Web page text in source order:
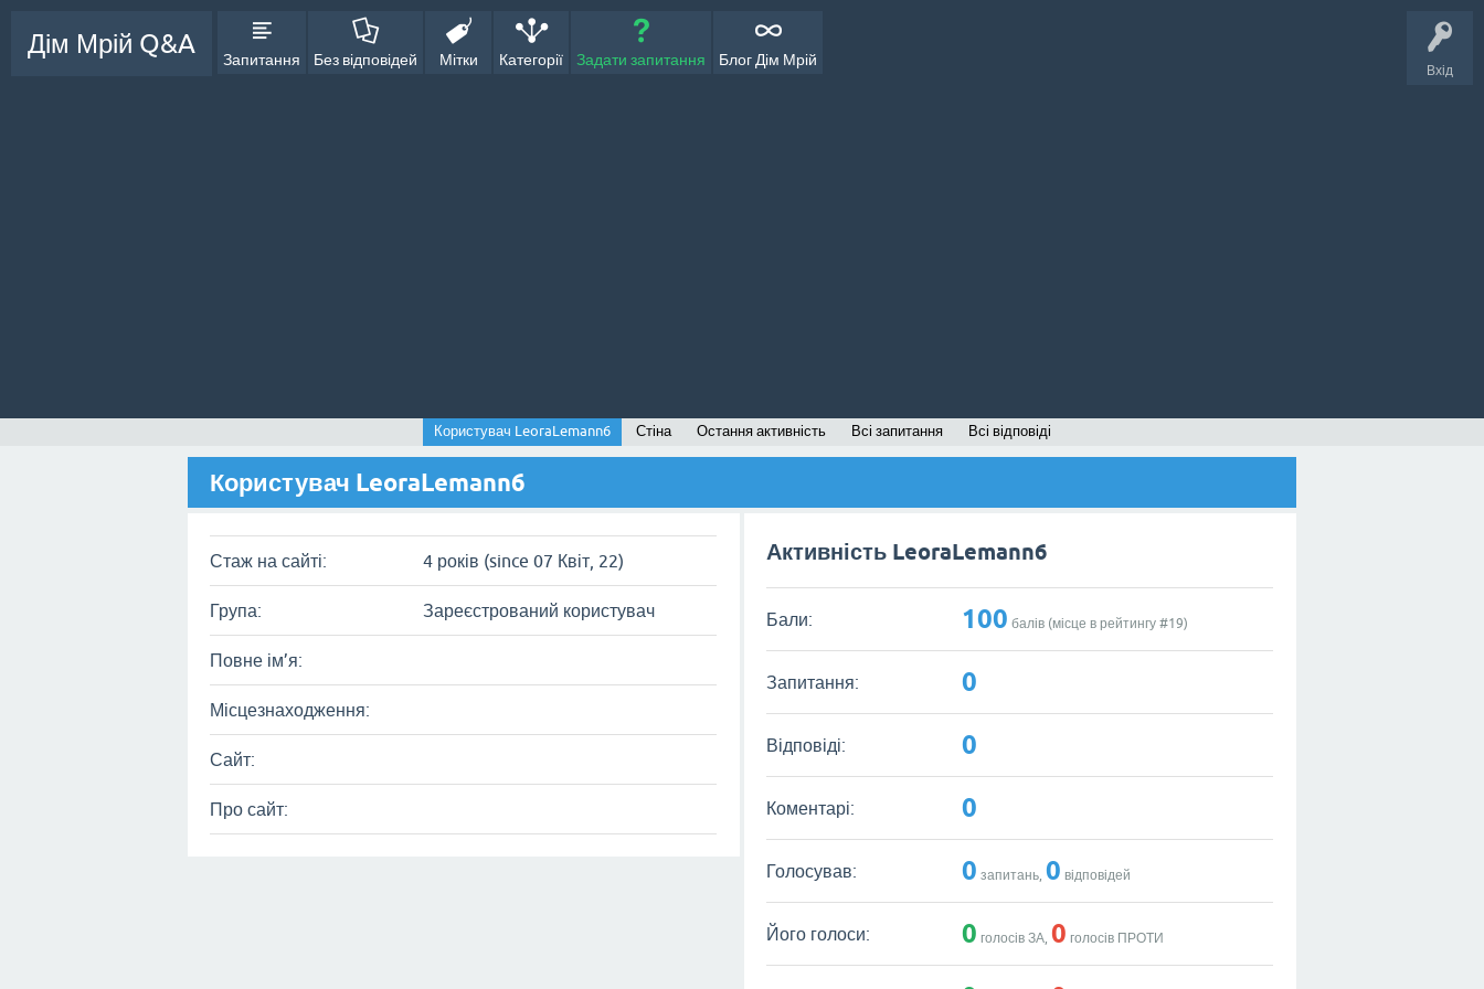
Вхід
Дім Мрій Q&A
Запитання Без відповідей Мітки Категорії Задати запитання Блог Дім Мрій
Користувач LeoraLemann6 Стіна Остання активність Всі запитання Всі відповіді
Користувач LeoraLemann6
Стаж на сайті: 4 років (since 07 Квіт, 22)
Група: Зареєстрований користувач
Повне ім’я:
Місцезнаходження:
Сайт:
Про сайт:
Активність LeoraLemann6
Бали: 100 балів (місце в рейтингу #19)
Запитання: 0
Відповіді: 0
Коментарі: 0
Голосував: 0 запитань,0 відповідей
Його голоси: 0 голосів ЗА,0 голосів ПРОТИ